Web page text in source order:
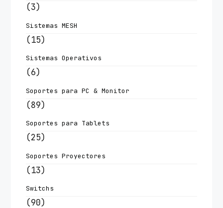
(3)
Sistemas MESH
(15)
Sistemas Operativos
(6)
Soportes para PC & Monitor
(89)
Soportes para Tablets
(25)
Soportes Proyectores
(13)
Switchs
(90)